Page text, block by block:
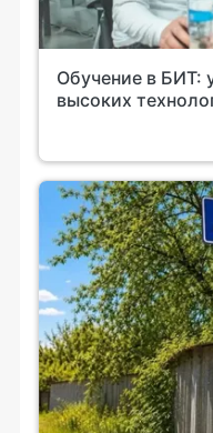
Обучение в БИТ:
высоких